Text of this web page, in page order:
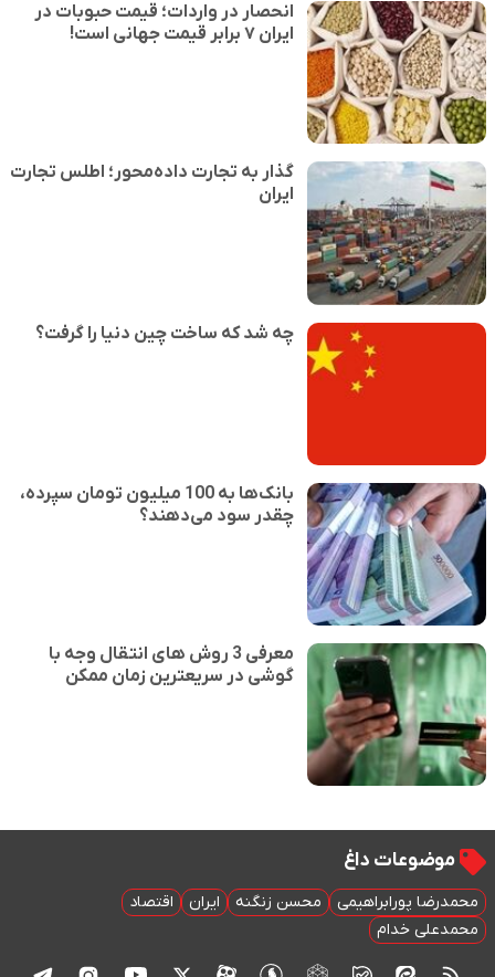
انحصار در واردات؛ قیمت حبوبات در
ایران ۷ برابر قیمت جهانی است!
گذار به تجارت داده‌محور؛ اطلس تجارت
ایران
چه شد که ساخت چین دنیا را گرفت؟
بانک‌ها به 100 میلیون تومان سپرده،
چقدر سود می‌دهند؟
معرفی 3 روش های انتقال وجه با
گوشی در سریعترین زمان ممکن
موضوعات داغ
محمدرضا پورابراهیمی محسن زنگنه ایران
اقتصاد
محمدعلی خدام